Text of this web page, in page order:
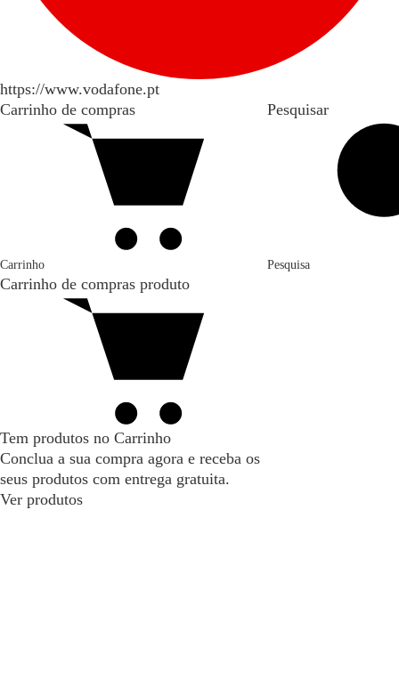
https://www.vodafone.pt
Carrinho de compras
Carrinho
Carrinho de compras produto
Tem produtos no Carrinho
Conclua a sua compra agora e receba os
seus produtos com entrega gratuita.
Ver produtos
Pesquisar
Pesquisa